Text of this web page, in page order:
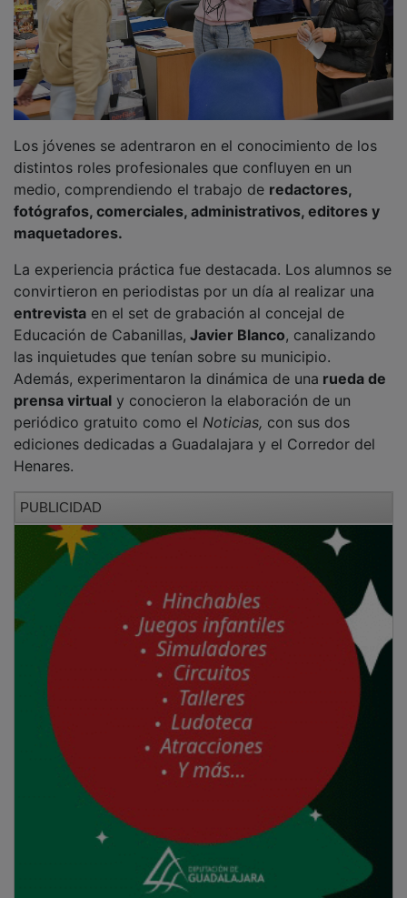
distintos roles profesionales que confluyen en un
medio, comprendiendo el trabajo deredactores,
fotógrafos, comerciales, administrativos, editores y
maquetadores.
convirtieron en periodistas por un día al realizar una
entrevistaen el set de grabación al concejal de
Educación de Cabanillas,Javier Blanco, canalizando
las inquietudes que tenían sobre su municipio.
Además, experimentaron la dinámica de unarueda de
prensa virtualy conocieron la elaboración de un
periódico gratuito como elNoticias,con sus dos
ediciones dedicadas a Guadalajara y el Corredor del
Henares.